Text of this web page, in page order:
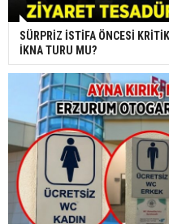
SÜRPRİZ İSTİFA ÖNCESİ
İKNA TURU MU?